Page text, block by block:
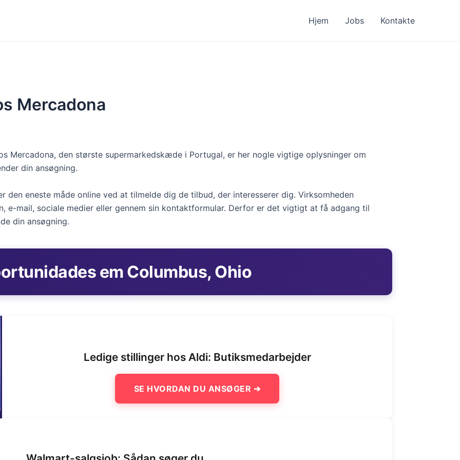
Hjem Jobs Kontakte
Mercadona
Mercadona, den største supermarkedskæde i Portugal, er her nogle vigtige oplysninger om
din ansøgning.
den eneste måde online ved at tilmelde dig de tilbud, der interesserer dig. Virksomheden
e-mail, sociale medier eller gennem sin kontaktformular. Derfor er det vigtigt at få adgang til
din ansøgning.
em Columbus, Ohio
Ledige stillinger hos Aldi: Butiksmedarbejder
SE HVORDAN DU ANSØGER ➔